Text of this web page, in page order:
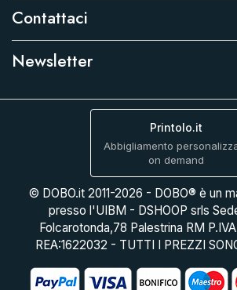
Contattaci
Newsletter
Printolo.it
Abbigliamento
on demand
© DOBO.it 2011-2026 - DOBO® è un
presso l'UIBM - DSHOOP srls
Folcarotonda,78 Palestrina RM
REA:1622032 - TUTTI I PREZZI